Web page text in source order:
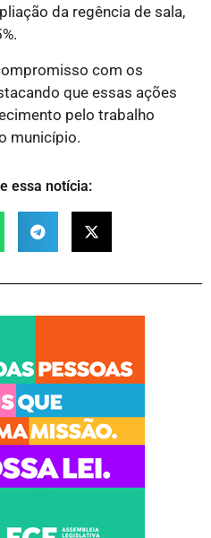
da regência de sala,
com os
que essas ações
pelo trabalho
município.
essa notícia: